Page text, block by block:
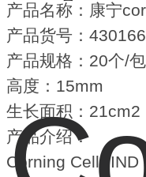
产品名称：康宁
产品货号：430166
产品规格：20个/
高度：15mm
生长面积：21cm2
产品介绍：
Corning CellBIND